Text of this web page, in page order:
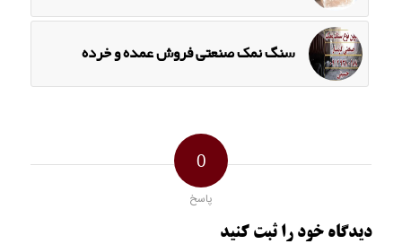
سنگ نمک صنعتی فروش عمده و خرده
0
پاسخ
دیدگاه خود را ثبت کنید